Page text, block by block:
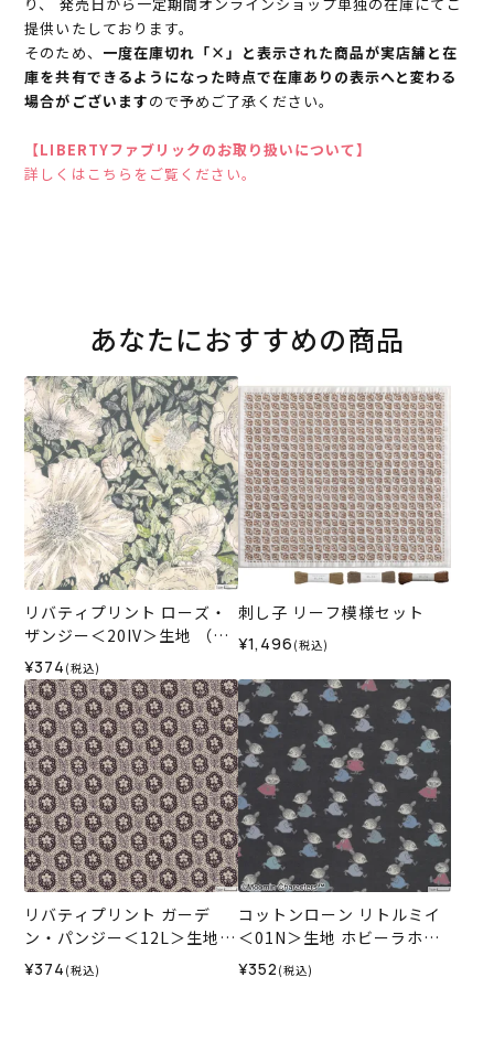
提供いたしております。
そのため、 一度在庫切れ「×」と表示された商品が実店舗と在
庫を共有できるようになった時点で在庫ありの表示へと変わる
場合がございますので予めご了承ください。
【LIBERTYファブリックのお取り扱いについて】
詳しくはこちらをご覧ください。
あなたにおすすめの商品
リバティプリント ローズ・
ザンジー＜20IV＞生地 （ホ
ビーラホビーレオリジナ
ル）2026SS
¥374 (税込)
刺し子 リーフ模様セット
¥1,496 (税込)
リバティプリント ガーデ
ン・パンジー＜12L＞生地
（ホビーラホビーレオリジ
ナル）2026AW
¥374 (税込)
コットンローン リトルミイ
＜01N＞生地 ホビーラホビ
ーレデザインコレクション
¥352 (税込)